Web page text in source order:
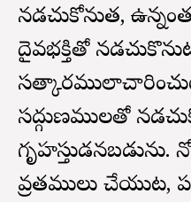
నడచుకోనుత,
దైవభక్తితో
సద్గుణములతో
గృహస్తుడనబడును.
వ్రతములు చేయుట,